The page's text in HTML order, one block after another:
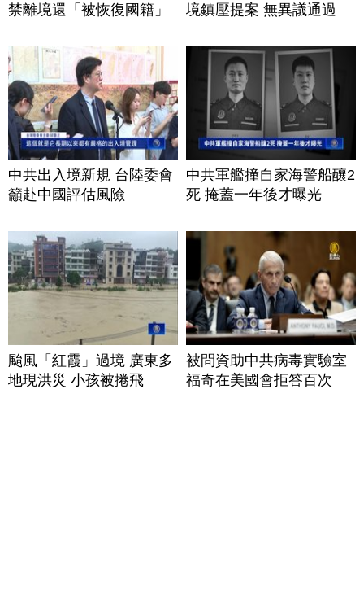
禁離境還「被恢復國籍」
境鎮壓提案 無異議通過
中共出入境新規 台陸委會
籲赴中國評估風險
中共軍艦撞自家海警船釀2
死 掩蓋一年後才曝光
颱風「紅霞」過境 廣東多
地現洪災 小孩被捲飛
被問資助中共病毒實驗室
福奇在美國會拒答百次